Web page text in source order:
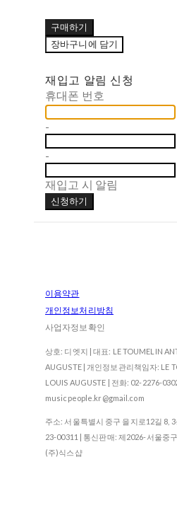
구매하기
장바구니에 담기
재입고 알림 신청
휴대폰 번호
-
-
재입고 시 알림
신청하기
이용약관
개인정보처리방침
사업자정보확인
상호: 디엣지 | 대표: LE TOUMELIN
AUGUSTE | 개인정보관리책임자: LE
LOUIS AUGUSTE | 전화: 02-2276-
musicpeople.kr@gmail.com
주소: 서울특별시 중구 을지로12길 8,
23-00311 | 통신판매: 제2026-서울중
(주)식스샵